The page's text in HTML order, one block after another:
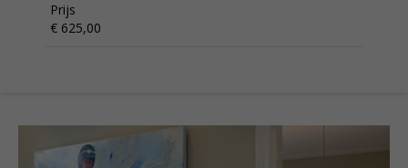
Prijs
€ 625,00